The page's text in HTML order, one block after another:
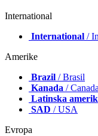
International
International /
Amerike
Brazil / Brasil
Kanada /
Latinska
SAD / USA
Evropa